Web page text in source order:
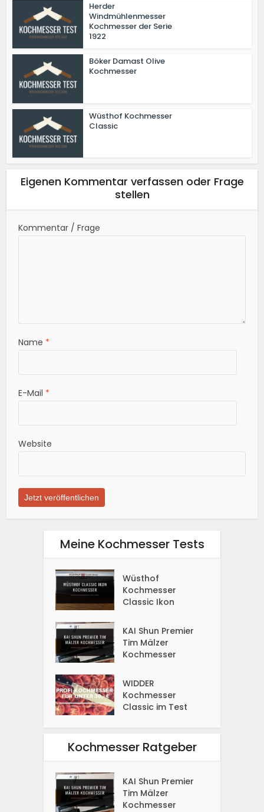
Herder
Windmühlenmesser
Kochmesser der Serie
1922
Böker Damast Olive
Kochmesser
Wüsthof Kochmesser
Classic
Eigenen Kommentar verfassen oder Frage
stellen
Kommentar / Frage
Name *
E-Mail *
Website
Meine Kochmesser Tests
Wüsthof
Kochmesser
Classic Ikon
KAI Shun Premier
Tim Mälzer
Kochmesser
WIDDER
Kochmesser
Classic im Test
Kochmesser Ratgeber
KAI Shun Premier
Tim Mälzer
Kochmesser